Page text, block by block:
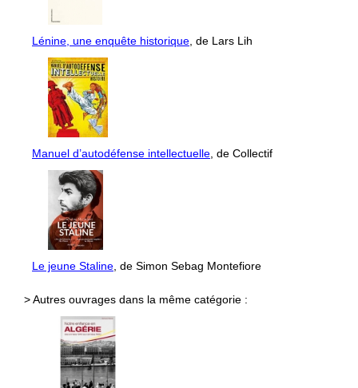
Lénine, une enquête historique, de Lars Lih
Manuel d’autodéfense intellectuelle, de Collectif
Le jeune Staline, de Simon Sebag Montefiore
> Autres ouvrages dans la même catégorie :